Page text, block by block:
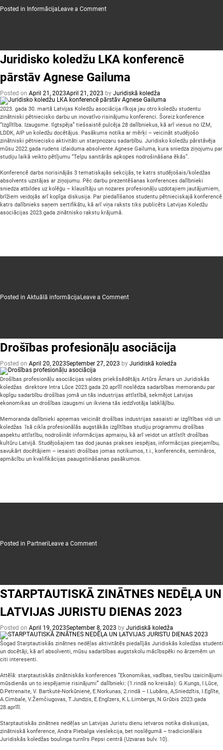
Posted in Informācija Leave a Commenton
Juridisko koledžu LKA konferencē
pārstāv Agnese Gailuma
Posted on April 21, 2023April 21, 2023 by Juridiskā koledža
2023. gada 30. martā Latvijas Koledžu asociācija rīkoja jau otro koledžu studentu
zinātniski pētniecisko darbu un inovatīvo risinājumu konferenci. Šoreiz konference
“Izglītība. Izaugsme. Ilgtspēja” tiešsaistē pulcēja 28 dalībniekus, kā arī viesus no IZM,
LDDK, AIP un koledžu docētājus. Pasākums notika ar mērķi – veicināt studējošo
zinātniski pētniecisko aktivitāti un starpnozaru sadarbību. Juridisko koledžu pārstāvēja
mūsu 2022.gada rudens izlaiduma absolvente Agnese Gailuma, kura sniedza ziņojumu par
studiju laikā veikto pētījumu “Telpu sanitārās apkopes nodrošināšana ēkās”.
Konferencē darbs norisinājās 3 tematiskajās sekcijās, te katrs studējošais/koledžas
absolvents uzstājas ar ziņojumu. Pēc darbu prezentēšanas konferences dalībnieki
sniedza atbildes uz kolēģu – klausītāju un nozares profesionāļu uzdotajiem jautājumiem,
brīžiem veidojās arī kopīga diskusija. Par piedalīšanos studentu pētnieciskajā konferencē
katrs dalībnieks saņem sertifikātu, kā arī viņa raksts tiks publicēts Latvijas Koledžu
asociācijas 2023.gada zinātnisko rakstu krājumā.
Posted in Aktuālā informācija Leave a Commenton
Gailuma
Drošības profesionāļu asociācija
Posted on April 20, 2023September 27, 2023 by Juridiskā koledža
Drošības profesionāļu asociācijas valdes priekšsēdētājs Artūrs Āmars un Juridiskās
koledžas direktore Intra Lūce 2023.gada 20.aprīlī noslēdza sadarbības memorandu par
kopīgu sadarbību drošības jomā un tās industrijas attīstībā, sekmējot Latvijas
ekonomikas un drošības izaugsmi un ikviena tās iedzīvotāja labklājību.
Memoranda dalībnieki apņemas veicināt drošības industrijas sasaisti ar izglītības vidi un
koledžas īsā cikla profesionālās augstākās izglītības studiju programmu drošības
aspektu attīstību, nodrošināt informācijas apmaiņu, kā arī veidot un attīstīt drošības
kultūru Latvijā. Studējošajiem tas dod jaunas prakses iespējas, informācijas pieejamību,
savukārt docētājiem – iesaisti drošības jomas notikumos, t.i., konferencēs, semināros,
apmācību un kvalifikācijas paaugstināšanas pasākumos.
Posted in Partneri Leave a Commenton
STARPTAUTISKĀ ZINĀTNES NEDĒĻA UN
LATVIJAS JURISTU DIENAS 2023
Posted on April 19, 2023September 8, 2023 by Juridiskā koledža
Šogad Starptautiskās zinātnes nedēļas aktivitātēs piedalījās Juridiskās koledžas studenti
un docētāji, kā arī absolventi, mūsu sadarbības augstskolu mācībspēki no ārzemēm un
citi interesenti.
Attēlā: starptautiskās zinātniskās konferences “Ekonomikas, vadības, tiesību izaicinājumi
mūsdienās un to iespējamie risinājumi” dalībnieki: (1.rindā no kreisās): G.Kungs, I.Lūce,
D.Petrenaite, V. Bartkutė-Norkūnienė, E.Norkunas, 2.rindā – I.Lubāns, A,Sniedzītis, I.Eglīte,
A.Cimbale, V.Žemčiugovas, T.Jundzis, E.Engīzers, K.L.Limbergs, N.Grūbis 2023.gada
28.aprīlī.
Starptautiskās zinātnes nedēļas un Latvijas Juristu dienu ietvaros notika diskusijas,
zinātniskā konference, Andra Piebalga vieslekcija, bet noslēgumā – tradicionālais
Juridiskās koledžas boulinga turnīrs Pepsi centrā (Uzvaras bulv. 10).